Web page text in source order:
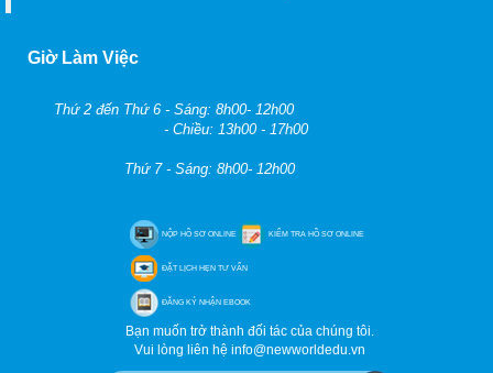
Giờ Làm Việc
Thứ 2 đến Thứ 6 - Sáng: 8h00- 12h00
- Chiều: 13h00 - 17h00
Thứ 7 - Sáng: 8h00- 12h00
NỘP HỒ SƠ ONLINE KIỂM TRA HỒ SƠ ONLINE
ĐẶT LỊCH HẸN TƯ VẤN
ĐĂNG KÝ NHẬN EBOOK
Bạn muốn trở thành đối tác của chúng tôi.
Vui lòng liên hệ info@newworldedu.vn